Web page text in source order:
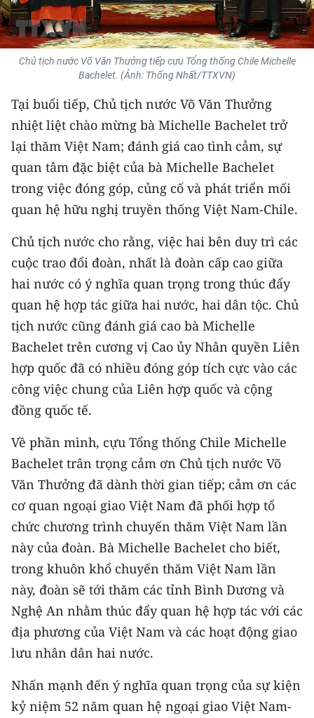
MÔI TRƯỜNG
BẠN ĐỌC
KIỂM CHỨNG THÔNG TIN
TRI THỨC CHUYÊN SÂU
54 DÂN TỘC VIỆT NAM
CHƯƠNG TRÌNH OCOP - MỖI XÃ
MỘT SẢN PHẨM
RADIO
MEDIA CENTER
E-Magazine
Video
Media Chính trị
Media Kinh tế
Media Xã hội
Media Pháp luật
Media Du lịch
Media Thế giới
Media Thể thao
Media Giáo dục
Media Y tế
Media Khoa học - Công nghệ
Media Môi trường
Chủ tịch nước Võ Văn Thưởng tiếp cựu Tổng thống Chile Michelle
Bachelet. (Ảnh: Thống Nhất/TTXVN)
Tại buổi tiếp, Chủ tịch nước Võ Văn Thưởng
nhiệt liệt chào mừng bà Michelle Bachelet trở
lại thăm Việt Nam; đánh giá cao tình cảm, sự
quan tâm đặc biệt của bà Michelle Bachelet
trong việc đóng góp, củng cố và phát triển mối
quan hệ hữu nghị truyền thống Việt Nam-Chile.
Chủ tịch nước cho rằng, việc hai bên duy trì các
cuộc trao đổi đoàn, nhất là đoàn cấp cao giữa
hai nước có ý nghĩa quan trọng trong thúc đẩy
quan hệ hợp tác giữa hai nước, hai dân tộc. Chủ
tịch nước cũng đánh giá cao bà Michelle
Bachelet trên cương vị Cao ủy Nhân quyền Liên
hợp quốc đã có nhiều đóng góp tích cực vào các
công việc chung của Liên hợp quốc và cộng
đồng quốc tế.
Về phần mình, cựu Tổng thống Chile Michelle
Bachelet trân trọng cảm ơn Chủ tịch nước Võ
Văn Thưởng đã dành thời gian tiếp; cảm ơn các
cơ quan ngoại giao Việt Nam đã phối hợp tổ
chức chương trình chuyến thăm Việt Nam lần
này của đoàn. Bà Michelle Bachelet cho biết,
trong khuôn khổ chuyến thăm Việt Nam lần
này, đoàn sẽ tới thăm các tỉnh Bình Dương và
Nghệ An nhằm thúc đẩy quan hệ hợp tác với các
địa phương của Việt Nam và các hoạt động giao
lưu nhân dân hai nước.
Nhấn mạnh đến ý nghĩa quan trọng của sự kiện
kỷ niệm 52 năm quan hệ ngoại giao Việt Nam-